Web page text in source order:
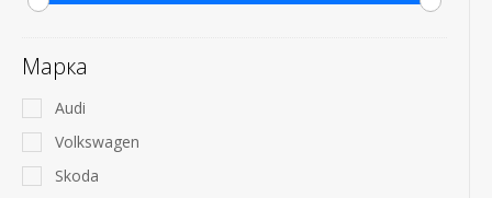
Марка
Audi
Volkswagen
Skoda